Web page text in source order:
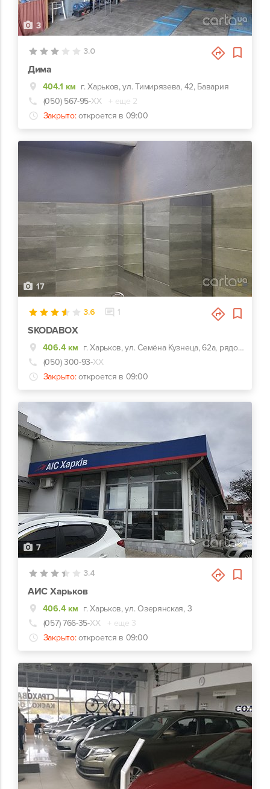
3
3.0
Дима
404.1 км г. Харьков, ул. Тимирязева, 42, Бавария
(050) 567-95-ХХ
+ еще 2
Закрыто: откроется в 09:00
17
3.6 1
SKODABOX
406.4 км
г. Харьков, ул. Семёна Кузнеца, 62а, рядом Воробьевы горы на Полях и Барс
(050) 300-93-ХХ
Закрыто: откроется в 09:00
7
3.4
АИС Харьков
406.4 км г. Харьков, ул. Озерянская, 3
(057) 766-35-ХХ
+ еще 3
Закрыто: откроется в 09:00